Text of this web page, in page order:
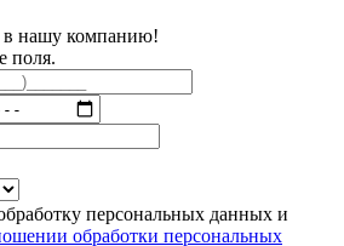
в нашу компанию!
поля.
персональных данных и
обработки персональных